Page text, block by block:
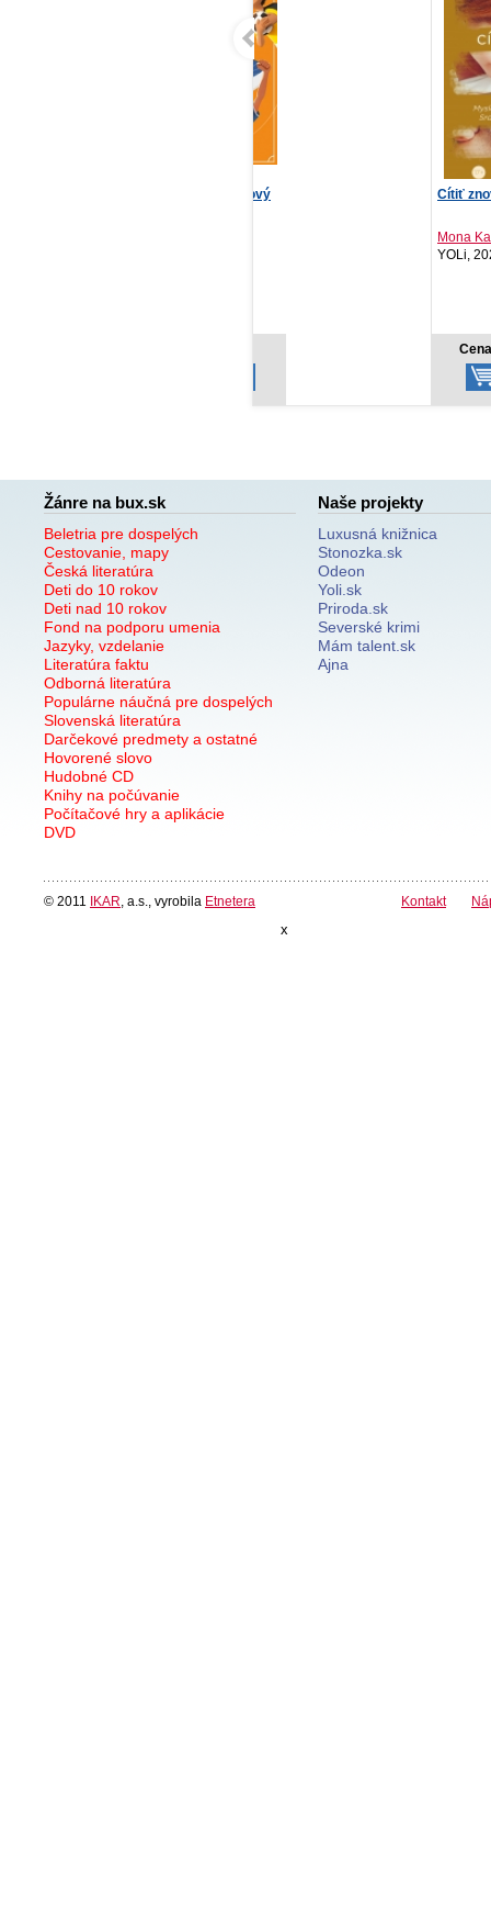
Cítiť znova
Melanie
Red,
Žánre na bux.sk
Beletria pre dospelých
Cestovanie, mapy
Česká literatúra
Deti do 10 rokov
Deti nad 10 rokov
Fond na podporu umenia
Jazyky, vzdelanie
Literatúra faktu
Odborná literatúra
Populárne náučná pre dospelých
Slovenská literatúra
Darčekové predmety a ostatné
Hovorené slovo
Hudobné CD
Knihy na počúvanie
Počítačové hry a aplikácie
DVD
Naše projekty
Luxusná knižnica
Stonozka.sk
Odeon
Yoli.sk
Priroda.sk
Severské krimi
Mám talent.sk
Ajna
© 2011 IKAR , a.s., vyrobila Etnetera Kontakt
x